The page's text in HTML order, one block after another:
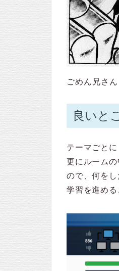
ごめん兄さん
良いと
テーマごと
更にルーム
ので、何を
学習を進める